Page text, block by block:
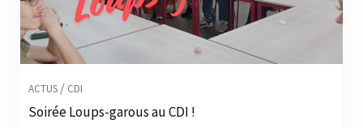
ACTUS / CDI
Soirée Loups-garous au CDI !